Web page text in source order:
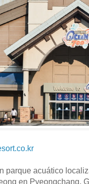
parque acuático
en Pyeongchang,